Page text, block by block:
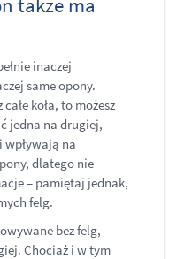
inaczej
same opony.
koła, to możesz
jedna na drugiej,
wpływają na
dlatego nie
– pamiętaj jednak,
felg.
bez felg,
Chociaż i w tym